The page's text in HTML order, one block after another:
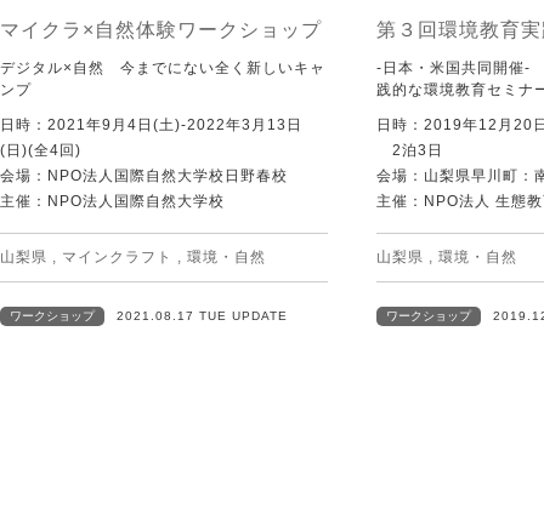
マイクラ×自然体験ワークショップ
デジタル×自然 今までにない全く新しいキャ
ンプ
日時：2021年9月4日(土)-2022年3月13日
(日)(全4回)
会場：NPO法人国際自然大学校日野春校
主催：NPO法人国際自然大学校
山梨県 , マインクラフト , 環境・自然
ワークショップ 2021.08.17 TUE UPDATE
第３回環境教育
-日本・米国共同開催-
践的な環境教育セミナ
日時：2019年12月20
2泊3日
会場：山梨県早川町：
主催：NPO法人 生態
山梨県 , 環境・自然
ワークショップ